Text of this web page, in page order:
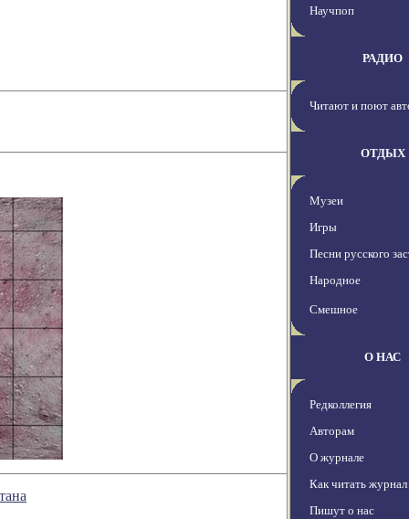
Научпоп
РАДИО
Читают и поют
ОТДЫХ
Музеи
Игры
Песни русского
Народное
Смешное
О НАС
Редколлегия
Авторам
О журнале
Как читать журнал
Пишут о нас